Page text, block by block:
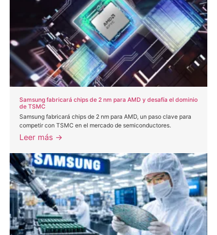
Samsung fabricará chips de 2 nm para AMD y desafía el dominio
de TSMC
Samsung fabricará chips de 2 nm para AMD, un paso clave para
competir con TSMC en el mercado de semiconductores.
Leer más →